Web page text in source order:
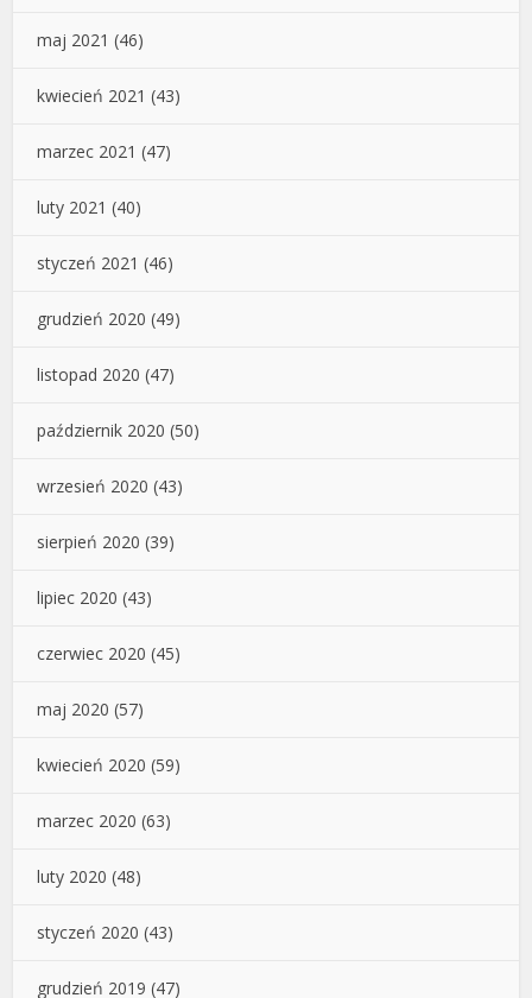
maj 2021 (46)
kwiecień 2021 (43)
marzec 2021 (47)
luty 2021 (40)
styczeń 2021 (46)
grudzień 2020 (49)
listopad 2020 (47)
październik 2020 (50)
wrzesień 2020 (43)
sierpień 2020 (39)
lipiec 2020 (43)
czerwiec 2020 (45)
maj 2020 (57)
kwiecień 2020 (59)
marzec 2020 (63)
luty 2020 (48)
styczeń 2020 (43)
grudzień 2019 (47)